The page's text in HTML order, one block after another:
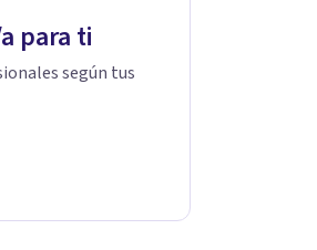
para ti
según tus